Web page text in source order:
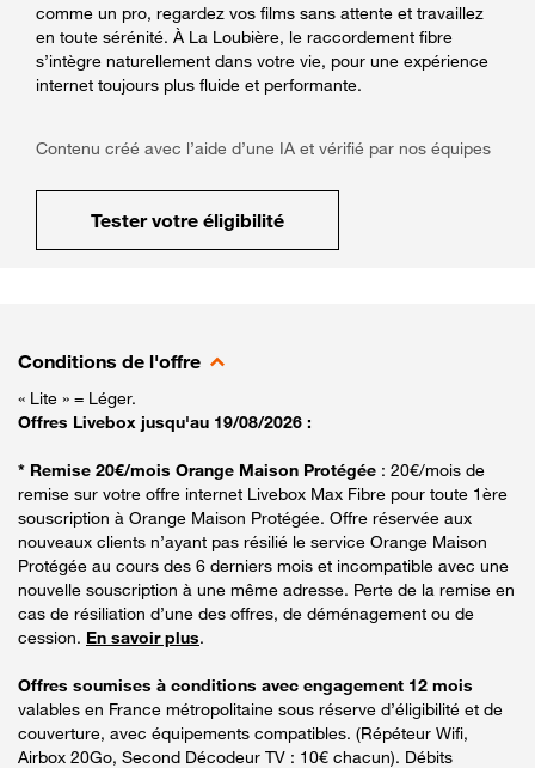
comme un pro, regardez vos films sans attente et travaillez
en toute sérénité. À La Loubière, le raccordement fibre
s’intègre naturellement dans votre vie, pour une expérience
internet toujours plus fluide et performante.
Contenu créé avec l’aide d’une IA et vérifié par nos équipes
Tester votre éligibilité
Conditions de l'offre
« Lite » = Léger.
Offres Livebox jusqu'au 19/08/2026 :
* Remise 20€/mois Orange Maison Protégée : 20€/mois de
remise sur votre offre internet Livebox Max Fibre pour toute 1ère
souscription à Orange Maison Protégée. Offre réservée aux
nouveaux clients n’ayant pas résilié le service Orange Maison
Protégée au cours des 6 derniers mois et incompatible avec une
nouvelle souscription à une même adresse. Perte de la remise en
cas de résiliation d’une des offres, de déménagement ou de
cession. En savoir plus.
Offres soumises à conditions avec engagement 12 mois
valables en France métropolitaine sous réserve d’éligibilité et de
couverture, avec équipements compatibles. (Répéteur Wifi,
Airbox 20Go, Second Décodeur TV : 10€ chacun). Débits